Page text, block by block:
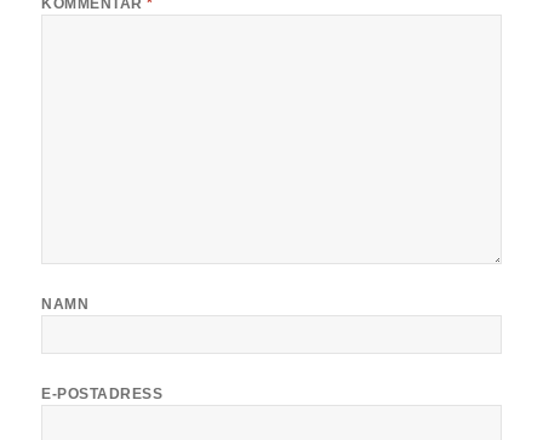
KOMMENTAR*
NAMN
E-POSTADRESS